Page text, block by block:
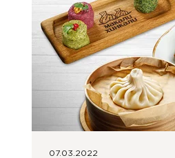
07.03.2022